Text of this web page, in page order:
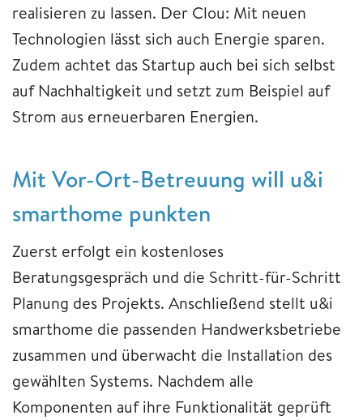
realisieren zu lassen. Der Clou: Mit neuen
Technologien lässt sich auch Energie sparen.
Zudem achtet das Startup auch bei sich selbst
auf Nachhaltigkeit und setzt zum Beispiel auf
Strom aus erneuerbaren Energien.
Mit Vor-Ort-Betreuung will u&i
smarthome punkten
Zuerst erfolgt ein kostenloses
Beratungsgespräch und die Schritt-für-Schritt
Planung des Projekts. Anschließend stellt u&i
smarthome die passenden Handwerksbetriebe
zusammen und überwacht die Installation des
gewählten Systems. Nachdem alle
Komponenten auf ihre Funktionalität geprüft